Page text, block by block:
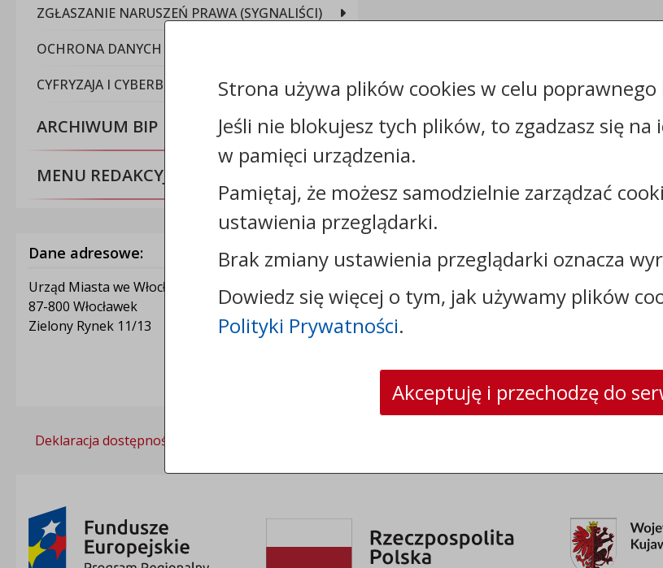
ZGŁASZANIE NARUSZEŃ PRAWA (SYGNALIŚCI)
OCHRONA DANYCH OSOBOWYCH
CYFRYZAJA I CYBERBEZPIECZEŃSTWO
ARCHIWUM BIP
MENU REDAKCYJNE
Dane adresowe:
Urząd Miasta we Włocławku
87-800 Włocławek
Zielony Rynek 11/13
Kontakt:
tel.:
+48544144000
faks: +48544144444
e-mail:
strona www:
wloclawek.eu
Deklaracja dostępności
Strona używa plików cookies w celu
Jeśli nie blokujesz tych plików, to zgadzasz się na
w pamięci urządzenia.
Pamiętaj, że możesz samodzielnie zarządzać
ustawienia przeglądarki.
Brak zmiany ustawienia przeglądarki oznacza
Dowiedz się więcej o tym, jak używamy plików
Polityki Prywatności.
Akceptuję i przechodzę do